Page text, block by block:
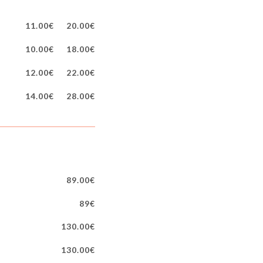
11.00€ 20.00€
10.00€ 18.00€
12.00€ 22.00€
14.00€ 28.00€
89.00€
89€
130.00€
130.00€